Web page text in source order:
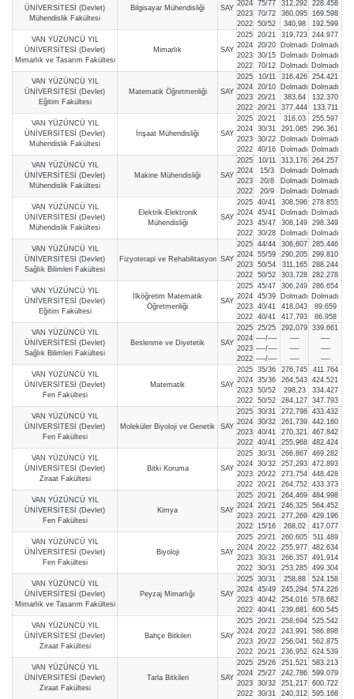
ÜNİVERSİTESİ (Devlet)
Mühendislik Fakültesi
Bilgisayar Mühendisliği SAY
2024
2023
2022
75/77
70/72
50/52
312,292
360,095
340,98
228.458
169.598
192.599
VAN YÜZÜNCÜ YIL
ÜNİVERSİTESİ (Devlet)
Mimarlık ve Tasarım Fakültesi
Mimarlık SAY
2025
2024
2023
2022
20/21
20/20
30/15
70/12
319,723
Dolmadı
Dolmadı
Dolmadı
244.977
Dolmadı
Dolmadı
Dolmadı
VAN YÜZÜNCÜ YIL
ÜNİVERSİTESİ (Devlet)
Eğitim Fakültesi
Matematik Öğretmenliği SAY
2025
2024
2023
2022
10/11
20/10
20/21
20/21
316,426
Dolmadı
383,64
377,444
254.421
Dolmadı
132.370
133.711
VAN YÜZÜNCÜ YIL
ÜNİVERSİTESİ (Devlet)
Mühendislik Fakültesi
İnşaat Mühendisliği SAY
2025
2024
2023
2022
20/21
30/31
30/22
40/16
316,03
291,085
Dolmadı
Dolmadı
255.597
296.361
Dolmadı
Dolmadı
VAN YÜZÜNCÜ YIL
ÜNİVERSİTESİ (Devlet)
Mühendislik Fakültesi
Makine Mühendisliği SAY
2025
2024
2023
2022
10/11
15/3
20/8
20/9
313,176
Dolmadı
Dolmadı
Dolmadı
264.257
Dolmadı
Dolmadı
Dolmadı
VAN YÜZÜNCÜ YIL
ÜNİVERSİTESİ (Devlet)
Mühendislik Fakültesi
Elektrik-Elektronik
Mühendisliği
SAY
2025
2024
2023
2022
40/41
45/41
45/47
30/28
308,596
Dolmadı
308,149
Dolmadı
278.855
Dolmadı
298.349
Dolmadı
VAN YÜZÜNCÜ YIL
ÜNİVERSİTESİ (Devlet)
Sağlık Bilimleri Fakültesi
Fizyoterapi ve Rehabilitasyon SAY
2025
2024
2023
2022
44/44
55/59
50/54
50/52
306,607
290,205
311,165
303,728
285.446
299.810
288.244
282.278
VAN YÜZÜNCÜ YIL
ÜNİVERSİTESİ (Devlet)
Eğitim Fakültesi
İlköğretim Matematik
Öğretmenliği
SAY
2025
2024
2023
2022
45/47
45/39
40/41
40/41
306,249
Dolmadı
418,043
417,793
286.654
Dolmadı
89.659
86.958
VAN YÜZÜNCÜ YIL
ÜNİVERSİTESİ (Devlet)
Sağlık Bilimleri Fakültesi
Beslenme ve Diyetetik SAY
2025
2024
2023
2022
25/25
—-/—-
—-/—-
—-/—-
292,079
—-
—-
—-
339.661
—-
—-
—-
VAN YÜZÜNCÜ YIL
ÜNİVERSİTESİ (Devlet)
Fen Fakültesi
Matematik SAY
2025
2024
2023
2022
35/36
35/36
50/52
50/52
276,745
264,543
298,23
284,127
411.764
424.521
334.427
347.793
VAN YÜZÜNCÜ YIL
ÜNİVERSİTESİ (Devlet)
Fen Fakültesi
Moleküler Biyoloji ve Genetik SAY
2025
2024
2023
2022
30/31
30/32
40/41
40/41
272,798
261,739
270,321
255,968
433.432
442.160
467.842
482.424
VAN YÜZÜNCÜ YIL
ÜNİVERSİTESİ (Devlet)
Ziraat Fakültesi
Bitki Koruma SAY
2025
2024
2023
2022
30/31
30/32
20/22
20/21
266,867
257,293
273,754
264,752
469.282
472.893
448.428
433.373
VAN YÜZÜNCÜ YIL
ÜNİVERSİTESİ (Devlet)
Fen Fakültesi
Kimya SAY
2025
2024
2023
2022
20/21
20/21
20/21
15/16
264,469
246,325
277,269
268,02
484.998
564.452
429.196
417.077
VAN YÜZÜNCÜ YIL
ÜNİVERSİTESİ (Devlet)
Fen Fakültesi
Biyoloji SAY
2025
2024
2023
2022
20/21
20/22
30/31
30/31
260,605
255,977
266,357
253,285
511.489
482.634
491.914
499.304
VAN YÜZÜNCÜ YIL
ÜNİVERSİTESİ (Devlet)
Mimarlık ve Tasarım Fakültesi
Peyzaj Mimarlığı SAY
2025
2024
2023
2022
30/31
45/49
40/42
40/41
258,88
245,294
254,016
239,681
524.158
574.226
578.682
600.545
VAN YÜZÜNCÜ YIL
ÜNİVERSİTESİ (Devlet)
Ziraat Fakültesi
Bahçe Bitkileri SAY
2025
2024
2023
2022
20/21
20/22
20/22
20/21
258,694
243,991
256,041
236,952
525.542
586.898
562.875
624.539
VAN YÜZÜNCÜ YIL
ÜNİVERSİTESİ (Devlet)
Ziraat Fakültesi
Tarla Bitkileri SAY
2025
2024
2023
2022
25/26
25/27
30/32
30/31
251,521
242,786
251,217
240,312
583.213
599.079
600.722
595.168